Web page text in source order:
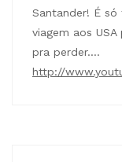
Santander! É
viagem aos
pra perder….
http://